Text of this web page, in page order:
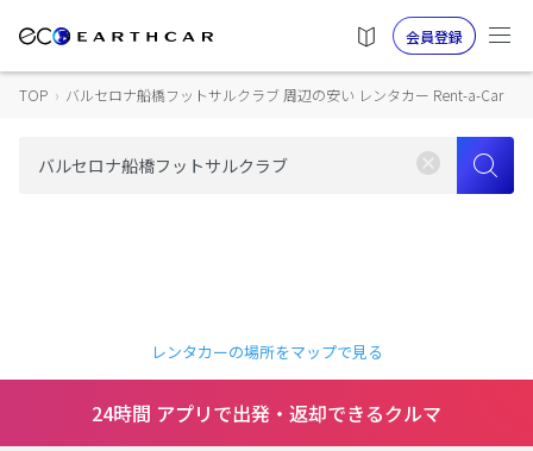
会員登録
TOP › バルセロナ船橋フットサルクラブ 周辺の安い レンタカー Rent-a-Car
レンタカーの場所をマップで見る
24時間 アプリで出発・返却できるクルマ